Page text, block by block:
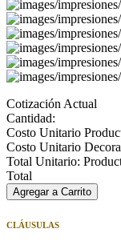
Cotización Actual
Cantidad:
Costo Unitario
Costo Unitario
Total Unitario:
Total
Agregar a Carrito
CLÁUSULAS